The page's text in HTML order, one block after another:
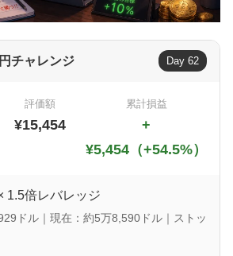
チャレンジ Day 62
評価額
¥15,454
累計損益
+
¥5,454（+54.5%）
1.5倍レバレッジ
ドル｜現在：約5万8,590ドル｜ストッ